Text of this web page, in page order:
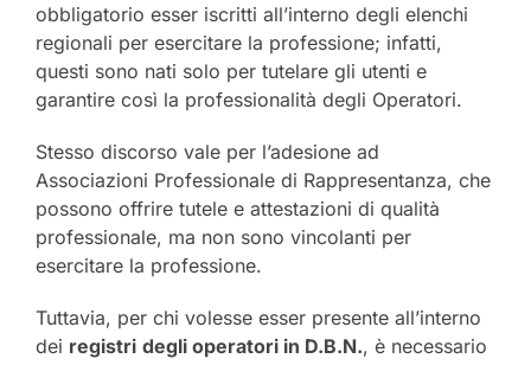
obbligatorio esser iscritti all’interno degli elenchi
regionali per esercitare la professione; infatti,
questi sono nati solo per tutelare gli utenti e
garantire così la professionalità degli Operatori.
Stesso discorso vale per l’adesione ad
Associazioni Professionale di Rappresentanza, che
possono offrire tutele e attestazioni di qualità
professionale, ma non sono vincolanti per
esercitare la professione.
Tuttavia, per chi volesse esser presente all’interno
dei registri degli operatori in D.B.N., è necessario